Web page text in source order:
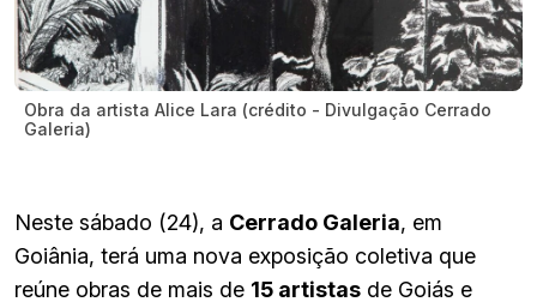
Obra da artista Alice Lara (crédito - Divulgação Cerrado
Galeria)
Neste sábado (24), a Cerrado Galeria, em
Goiânia, terá uma nova exposição coletiva que
reúne obras de mais de 15 artistas de Goiás e